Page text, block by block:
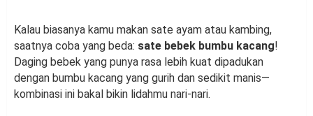
Kalau biasanya kamu makan sate ayam atau kambing,
saatnya coba yang beda: sate bebek bumbu kacang!
Daging bebek yang punya rasa lebih kuat dipadukan
dengan bumbu kacang yang gurih dan sedikit manis—
kombinasi ini bakal bikin lidahmu nari-nari.